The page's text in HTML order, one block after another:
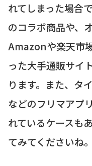
れてしまった場合
のコラボ商品や、
Amazonや楽天市
った大手通販サイ
ります。また、タ
などのフリマアプ
れているケースも
てみてくださいね。